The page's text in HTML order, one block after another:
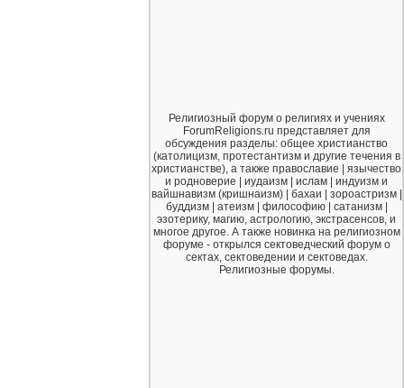
Религиозный форум о религиях и учениях
ForumReligions.ru представляет для
обсуждения разделы: общее христианство
(католицизм, протестантизм и другие течения в
христианстве), а также православие | язычество
и родноверие | иудаизм | ислам | индуизм и
вайшнавизм (кришнаизм) | бахаи | зороастризм |
буддизм | атеизм | философию | сатанизм |
эзотерику, магию, астрологию, экстрасенсов, и
многое другое. А также новинка на религиозном
форуме - открылся сектоведческий форум о
сектах, сектоведении и сектоведах.
Религиозные форумы.